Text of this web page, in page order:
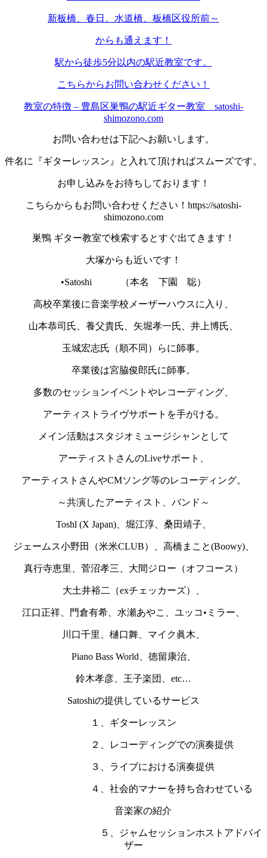
新板橋、春日、水道橋、板橋区役所前～
からも通えます！
駅から徒歩5分以内の駅近教室です。
こちらからお問い合わせください！
教室の特徴 – 豊島区巣鴨の駅近ギター教室 satoshi-
shimozono.com
お問い合わせは下記へお願いします。
件名に『ギターレッスン』と入れて頂ければスムーズです。
お申し込みをお待ちしております！
こちらからもお問い合わせください！https://satoshi-
shimozono.com
巣鴨 ギター教室で検索するとすぐ出てきます！
大塚からも近いです！
•Satoshi （本名 下園 聡）
高校卒業後に音楽学校メーザーハウスに入り、
山本恭司氏、養父貴氏、矢堀孝一氏、井上博氏、
玉城宏志氏（順不同）らに師事。
卒業後は宮脇俊郎氏に師事。
多数のセッションイベントやレコーディング、
アーティストライヴサポートを手がける。
メイン活動はスタジオミュージシャンとして
アーティストさんのLiveサポート、
アーティストさんやCMソング等のレコーディング。
～共演したアーティスト、バンド～
Toshl (X Japan)、堀江淳、桑田靖子、
ジェームス小野田（米米CLUB）、高橋まこと(Boowy)、
真行寺恵里、菅沼孝三、大間ジロー（オフコース）
大土井裕二（exチェッカーズ）、
江口正祥、門倉有希、水瀬あやこ、ユッコ•ミラー、
川口千里、樋口舞、マイク眞木、
Piano Bass World、徳留康治、
鈴木孝彦、王子楽団、etc…
Satoshiの提供しているサービス
１、ギターレッスン
２、レコーディングでの演奏提供
３、ライブにおける演奏提供
４、社会的マナーを持ち合わせている
音楽家の紹介
５、ジャムセッションホストアドバイ
ザー